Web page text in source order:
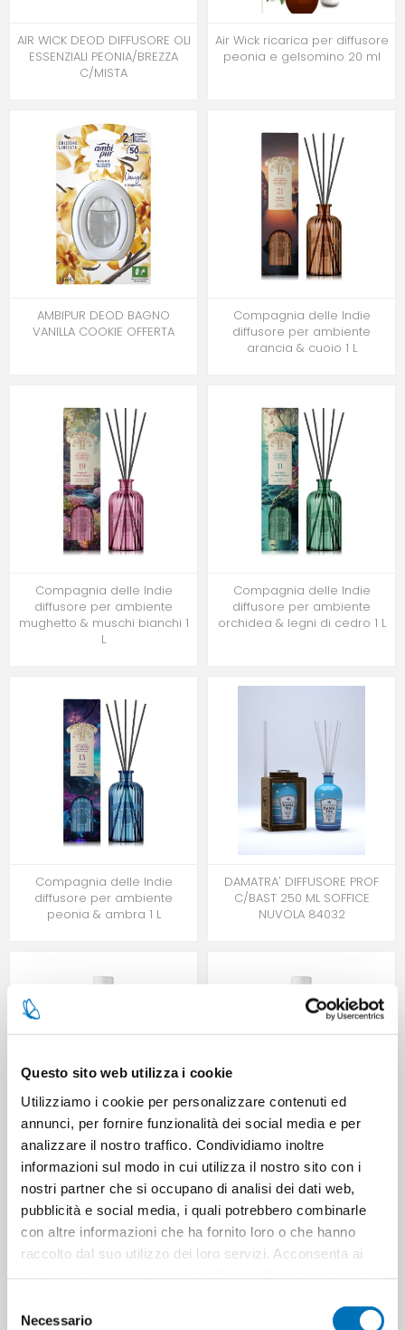
Questo sito web utilizza i cookie
Utilizziamo i cookie per personalizzare contenuti ed
annunci, per fornire funzionalità dei social media e per
analizzare il nostro traffico. Condividiamo inoltre
informazioni sul modo in cui utilizza il nostro sito con i
nostri partner che si occupano di analisi dei dati web,
pubblicità e social media, i quali potrebbero combinarle
con altre informazioni che ha fornito loro o che hanno
raccolto dal suo utilizzo dei loro servizi. Acconsenta ai
delNecessario
AIR WICK DEOD DIFFUSORE OLI
ESSENZIALI PEONIA/BREZZA
C/MISTA
Air Wick ricarica per diffusore
peonia e gelsomino 20 ml
AMBIPUR DEOD BAGNO
VANILLA COOKIE OFFERTA
Compagnia delle Indie
diffusore per ambiente
arancia & cuoio 1 L
Compagnia delle Indie
diffusore per ambiente
mughetto & muschi bianchi 1
L
Compagnia delle Indie
diffusore per ambiente
orchidea & legni di cedro 1 L
Compagnia delle Indie
diffusore per ambiente
peonia & ambra 1 L
DAMATRA' DIFFUSORE PROF
C/BAST 250 ML SOFFICE
NUVOLA 84032
RICARICA 250 ML AMORE 84117
RICARICA 250 ML ANTICA
SICILIA 84124